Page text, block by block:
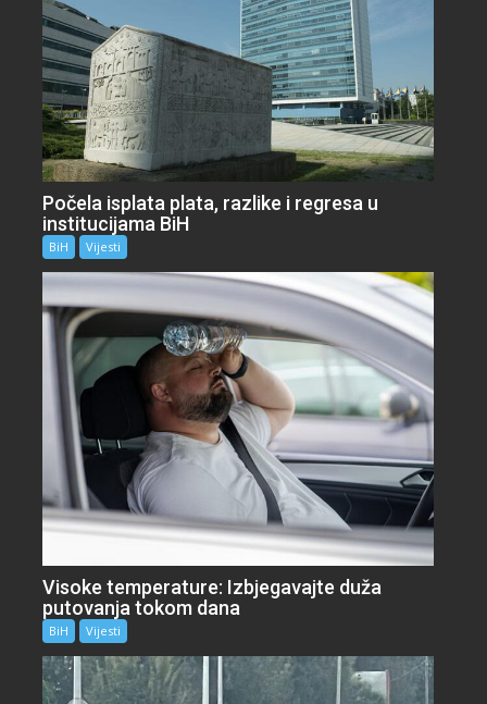
Počela isplata plata, razlike i regresa u
institucijama BiH
BiH Vijesti
Visoke temperature: Izbjegavajte duža
putovanja tokom dana
BiH Vijesti